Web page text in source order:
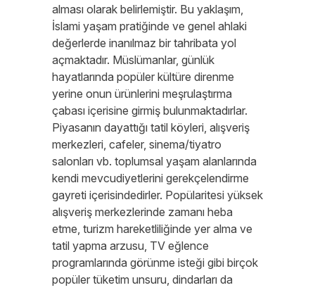
alması olarak belirlemiştir. Bu yaklaşım,
İslami yaşam pratiğinde ve genel ahlaki
değerlerde inanılmaz bir tahribata yol
açmaktadır. Müslümanlar, günlük
hayatlarında popüler kültüre direnme
yerine onun ürünlerini meşrulaştırma
çabası içerisine girmiş bulunmaktadırlar.
Piyasanın dayattığı tatil köyleri, alışveriş
merkezleri, cafeler, sinema/tiyatro
salonları vb. toplumsal yaşam alanlarında
kendi mevcudiyetlerini gerekçelendirme
gayreti içerisindedirler. Popülaritesi yüksek
alışveriş merkezlerinde zamanı heba
etme, turizm hareketliliğinde yer alma ve
tatil yapma arzusu, TV eğlence
programlarında görünme isteği gibi birçok
popüler tüketim unsuru, dindarları da